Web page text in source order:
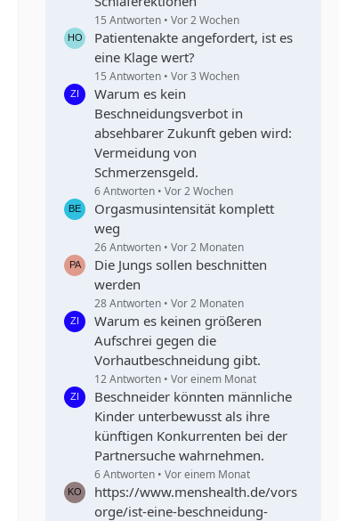
15 Antworten Vor 2 Wochen
Patientenakte angefordert, ist es
eine Klage wert?
15 Antworten Vor 3 Wochen
Warum es kein
Beschneidungsverbot in
absehbarer Zukunft geben wird:
Vermeidung von
Schmerzensgeld.
6 Antworten Vor 2 Wochen
Orgasmusintensität komplett
weg
26 Antworten Vor 2 Monaten
Die Jungs sollen beschnitten
werden
28 Antworten Vor 2 Monaten
Warum es keinen größeren
Aufschrei gegen die
Vorhautbeschneidung gibt.
12 Antworten Vor einem Monat
Beschneider könnten männliche
Kinder unterbewusst als ihre
künftigen Konkurrenten bei der
Partnersuche wahrnehmen.
6 Antworten Vor einem Monat
https://www.menshealth.de/vors
orge/ist-eine-beschneidung-